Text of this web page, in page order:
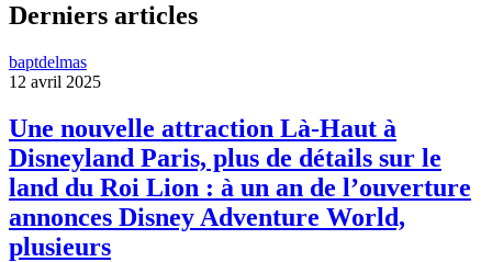
Derniers articles
baptdelmas
12 avril 2025
Une nouvelle attraction Là-Haut à
Disneyland Paris, plus de détails sur le
land du Roi Lion : à un an de l’ouverture
annonces Disney Adventure World,
plusieurs